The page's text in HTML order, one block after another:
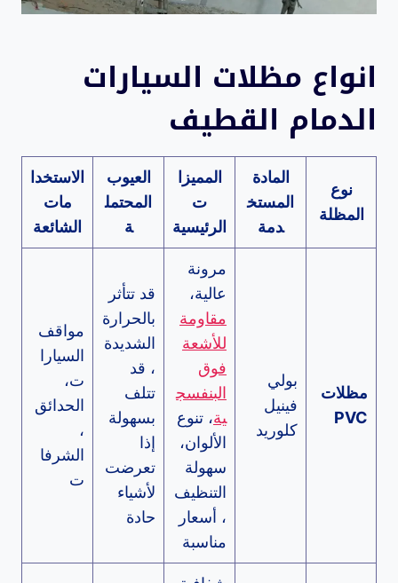
انواع مظلات السيارات
الدمام القطيف
نوع
المظلة
المادة
المستخ
دمة
المميزا
ت
الرئيسية
العيوب
المحتمل
ة
الاستخدا
مات
الشائعة
مظلات
PVC
بولي
فينيل
كلوريد
مرونة
عالية،
مقاومة
للأشعة
فوق
البنفسج
ية، تنوع
الألوان،
سهولة
التنظيف
، أسعار
مناسبة
قد تتأثر
بالحرارة
الشديدة
، قد
تتلف
بسهولة
إذا
تعرضت
لأشياء
حادة
مواقف
السيارا
ت،
الحدائق
،
الشرفا
ت